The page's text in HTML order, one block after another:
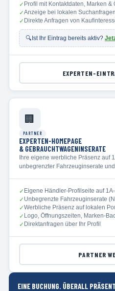
✓ Profil mit Kontaktdaten, Marken &
✓Anzeige bei lokalen Suchanfragen
✓ Direkte Anfragen von
🔍 Ist Ihr Eintrag bereits aktiv?
EXPERTEN-
🏢
PARTNER
EXPERTEN-HOMEPAGE
& GEBRAUCHTWAGENINSERATE
Ihre eigene werbliche Präsenz auf
unbegrenzter Fahrzeuginserate
✓ Eigene Händler-Profilseite auf
✓ Unbegrenzte Fahrzeuginserate
✓Werbliche Präsenz auf lokalen
✓ Logo, Öffnungszeiten, Marken-
✓ Direktanfragen über Ihr Profil
PARTNER
EINE BUCHUNG. ÜBERALL